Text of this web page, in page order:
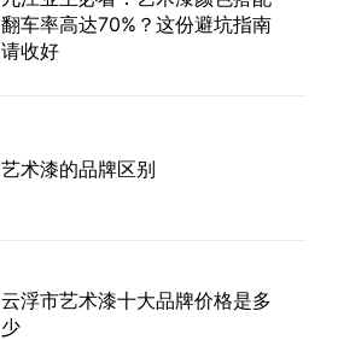
室内环境净醛白皮书》震撼首
发！
不服气，完工后他不服不行！-
翻车率高达70%？这份避坑指南
请收好
艺术漆的品牌区别
云浮市艺术漆十大品牌价格是多
少